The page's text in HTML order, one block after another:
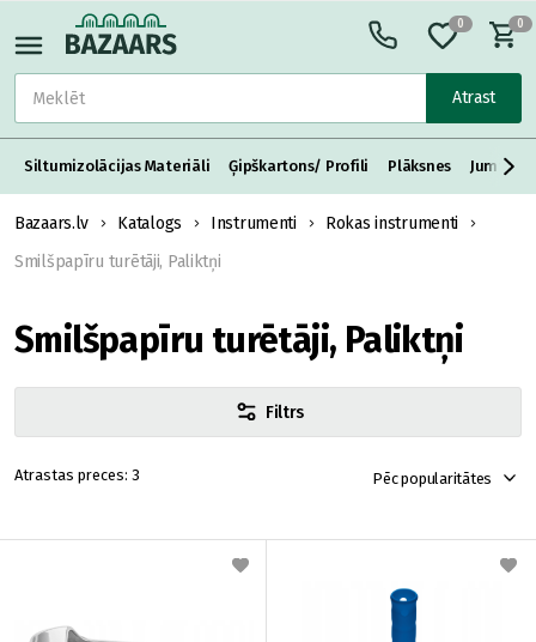
Atrast
0 0
Siltumizolācijas Materiāli Ģipškartons/ Profili Plāksnes Jumta
Bazaars.lv Katalogs Instrumenti
Rokas instrumenti
Smilšpapīru turētāji, Paliktņi
Smilšpapīru turētāji, Paliktņi
Filtrs
3 Pēc popularitātes